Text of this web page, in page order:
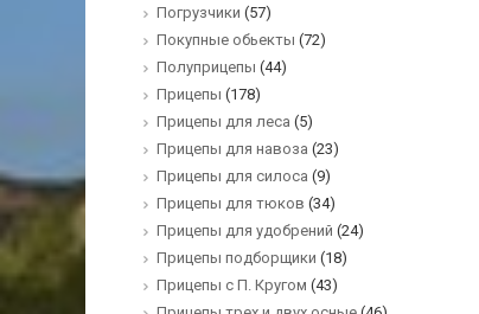
Погрузчики (57)
Покупные обьекты (72)
Полуприцепы (44)
Прицепы (178)
Прицепы для леса (5)
Прицепы для навоза (23)
Прицепы для силоса (9)
Прицепы для тюков (34)
Прицепы для удобрений (24)
Прицепы подборщики (18)
Прицепы с П. Кругом (43)